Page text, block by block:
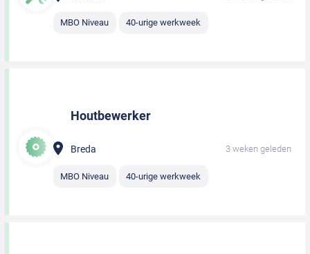
MBO Niveau 40-urige werkweek
Houtbewerker
Breda 3 weken geleden
MBO Niveau 40-urige werkweek